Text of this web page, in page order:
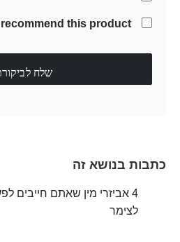
I recommend this product
שלח
כתבות בנושא זה
4 אביזרי מין שאתם חייבים
לצימר